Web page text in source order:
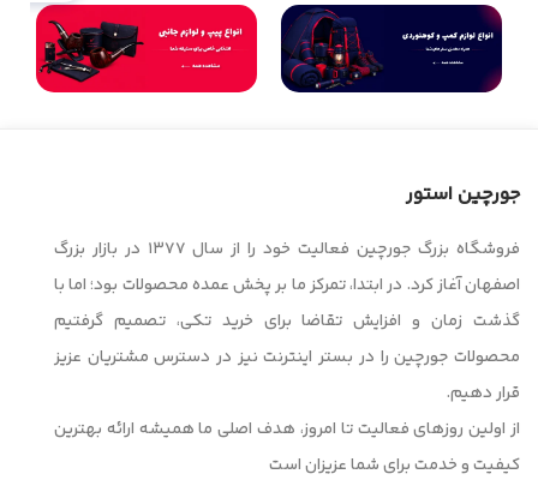
جورچین استور
فروشگاه بزرگ جورچین فعالیت خود را از سال ۱۳۷۷ در بازار بزرگ
اصفهان آغاز کرد. در ابتدا، تمرکز ما بر پخش عمده محصولات بود؛ اما با
گذشت زمان و افزایش تقاضا برای خرید تکی، تصمیم گرفتیم
محصولات جورچین را در بستر اینترنت نیز در دسترس مشتریان عزیز
قرار دهیم.
از اولین روزهای فعالیت تا امروز، هدف اصلی ما همیشه ارائه بهترین
کیفیت و خدمت برای شما عزیزان است